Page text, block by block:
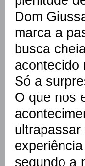
Dom
marca a
busca
acontecido
Só a
O que nos
segundo a